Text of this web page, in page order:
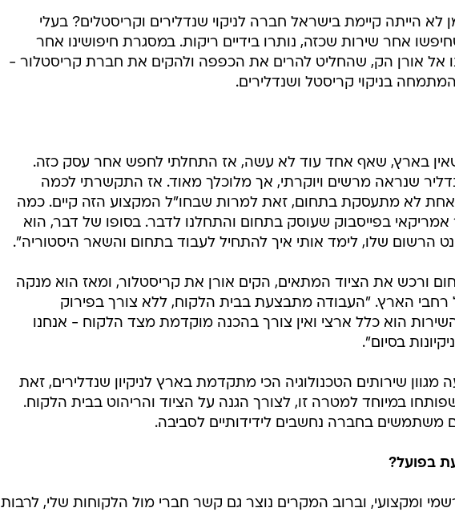
הייתה קיימת בישראל חברה לניקוי שנדלירים וקריסטלים? בעלי
אחר שירות שכזה, נותרו בידיים ריקות. במסגרת חיפושינו אחר
אל אורן הק, שהחליט להרים את הכפפה ולהקים את חברת קריסטלור -
בניקוי קריסטל ושנדלירים.
בארץ, שאף אחד עוד לא עשה, אז התחלתי לחפש אחר עסק כזה.
שנראה מרשים ויוקרתי, אך מלוכלך מאוד. אז התקשרתי לכמה
אחת לא מתעסקת בתחום, זאת למרות שבחו"ל המקצוע הזה קיים. כמה
אמריקאי בפייסבוק שעוסק בתחום והתחלנו לדבר. בסופו של דבר, הוא
הרשום שלו, לימד אותי איך להתחיל לעבוד בתחום והשאר היסטוריה".
ורכש את הציוד המתאים, הקים אורן את קריסטלור, ומאז הוא מנקה
רחבי הארץ. "העבודה מתבצעת בבית הלקוח, ללא צורך בפירוק
הוא כלל ארצי ואין צורך בהכנה מוקדמת מצד הלקוח - אנחנו
בסיום".
שירותים הטכנולוגיה הכי מתקדמת בארץ לניקיון שנדלירים, זאת
במיוחד למטרה זו, לצורך הגנה על הציוד והריהוט בבית הלקוח.
משתמשים בחברה נחשבים לידידותיים לסביבה.
בפועל?
ומקצועי, וברוב המקרים נוצר גם קשר חברי מול הלקוחות שלי, לרבות